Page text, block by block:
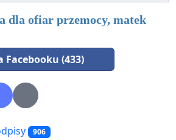
dla ofiar przemocy, matek
Facebooku (433)
906